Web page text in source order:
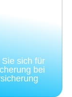
sich für
bei